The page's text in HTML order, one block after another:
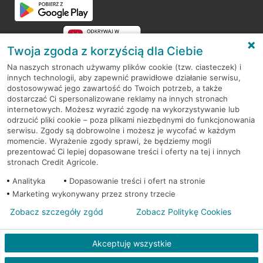
RODO
Regulamin serwisu
Mapa serwisu
PolitykaCookies
© 2026 Credit Agricole Bank Polska S.A. Wszelkie prawa zastrzeżone
Twoja zgoda z korzyścią dla Ciebie
Na naszych stronach używamy plików cookie (tzw. ciasteczek) i
innych technologii, aby zapewnić prawidłowe działanie serwisu,
dostosowywać jego zawartość do Twoich potrzeb, a także
dostarczać Ci spersonalizowane reklamy na innych stronach
internetowych. Możesz wyrazić zgodę na wykorzystywanie lub
odrzucić pliki cookie – poza plikami niezbędnymi do funkcjonowania
serwisu. Zgody są dobrowolne i możesz je wycofać w każdym
momencie. Wyrażenie zgody sprawi, że będziemy mogli
prezentować Ci lepiej dopasowane treści i oferty na tej i innych
stronach Credit Agricole.
Analityka
Dopasowanie treści i ofert na stronie
Marketing wykonywany przez strony trzecie
Akceptuję wszystkie
Zobacz szczegóły zgód Zobacz Politykę Cookies